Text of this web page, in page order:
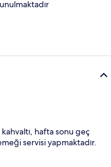
hafta sonu geç
servisi yapmaktadır.